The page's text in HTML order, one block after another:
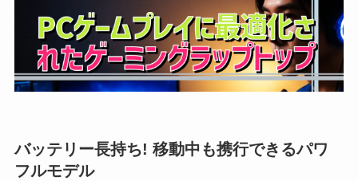
バッテリー長持ち! 移動中も携行できるパワ
フルモデル